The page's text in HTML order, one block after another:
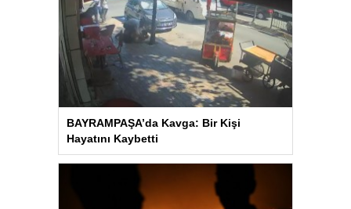
BAYRAMPAŞA’da Kavga: Bir Kişi
Hayatını Kaybetti